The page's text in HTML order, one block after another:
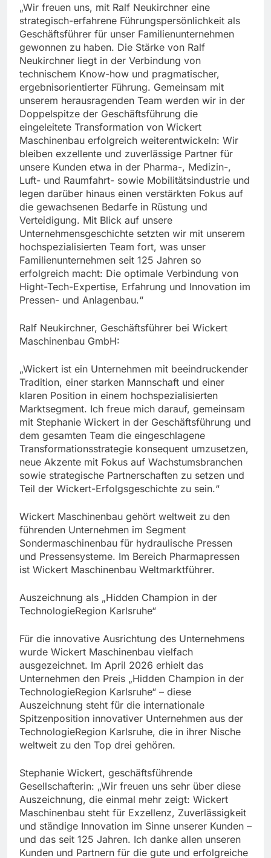
„Wir freuen uns, mit Ralf Neukirchner eine
strategisch-erfahrene Führungspersönlichkeit als
Geschäftsführer für unser Familienunternehmen
gewonnen zu haben. Die Stärke von Ralf
Neukirchner liegt in der Verbindung von
technischem Know-how und pragmatischer,
ergebnisorientierter Führung. Gemeinsam mit
unserem herausragenden Team werden wir in der
Doppelspitze der Geschäftsführung die
eingeleitete Transformation von Wickert
Maschinenbau erfolgreich weiterentwickeln: Wir
bleiben exzellente und zuverlässige Partner für
unsere Kunden etwa in der Pharma-, Medizin-,
Luft- und Raumfahrt- sowie Mobilitätsindustrie und
legen darüber hinaus einen verstärkten Fokus auf
die gewachsenen Bedarfe in Rüstung und
Verteidigung. Mit Blick auf unsere
Unternehmensgeschichte setzten wir mit unserem
hochspezialisierten Team fort, was unser
Familienunternehmen seit 125 Jahren so
erfolgreich macht: Die optimale Verbindung von
Hight-Tech-Expertise, Erfahrung und Innovation im
Pressen- und Anlagenbau.“
Ralf Neukirchner, Geschäftsführer bei Wickert
Maschinenbau GmbH:
„Wickert ist ein Unternehmen mit beeindruckender
Tradition, einer starken Mannschaft und einer
klaren Position in einem hochspezialisierten
Marktsegment. Ich freue mich darauf, gemeinsam
mit Stephanie Wickert in der Geschäftsführung und
dem gesamten Team die eingeschlagene
Transformationsstrategie konsequent umzusetzen,
neue Akzente mit Fokus auf Wachstumsbranchen
sowie strategische Partnerschaften zu setzen und
Teil der Wickert-Erfolgsgeschichte zu sein.“
Wickert Maschinenbau gehört weltweit zu den
führenden Unternehmen im Segment
Sondermaschinenbau für hydraulische Pressen
und Pressensysteme. Im Bereich Pharmapressen
ist Wickert Maschinenbau Weltmarktführer.
Auszeichnung als „Hidden Champion in der
TechnologieRegion Karlsruhe“
Für die innovative Ausrichtung des Unternehmens
wurde Wickert Maschinenbau vielfach
ausgezeichnet. Im April 2026 erhielt das
Unternehmen den Preis „Hidden Champion in der
TechnologieRegion Karlsruhe“ – diese
Auszeichnung steht für die internationale
Spitzenposition innovativer Unternehmen aus der
TechnologieRegion Karlsruhe, die in ihrer Nische
weltweit zu den Top drei gehören.
Stephanie Wickert, geschäftsführende
Gesellschafterin: „Wir freuen uns sehr über diese
Auszeichnung, die einmal mehr zeigt: Wickert
Maschinenbau steht für Exzellenz, Zuverlässigkeit
und ständige Innovation im Sinne unserer Kunden –
und das seit 125 Jahren. Ich danke allen unseren
Kunden und Partnern für die gute und erfolgreiche